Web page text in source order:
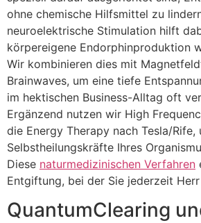
ohne chemische Hilfsmittel zu
neuroelektrische Stimulation hilft
körpereigene Endorphinproduktion
Wir kombinieren dies mit
Brainwaves, um eine tiefe
im hektischen Business-Alltag oft
Ergänzend nutzen wir High
die Energy Therapy nach Tesla/Rife,
Selbstheilungskräfte Ihres
Diese naturmedizinischen Verfahren
Entgiftung, bei der Sie jederzeit
QuantumClearing